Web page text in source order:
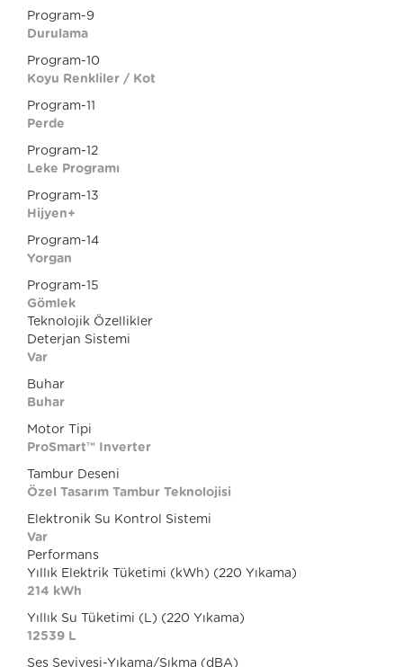
Program-9
Durulama
Program-10
Koyu Renkliler / Kot
Program-11
Perde
Program-12
Leke Programı
Program-13
Hijyen+
Program-14
Yorgan
Program-15
Gömlek
Teknolojik Özellikler
Deterjan Sistemi
Var
Buhar
Buhar
Motor Tipi
ProSmart™ Inverter
Tambur Deseni
Özel Tasarım Tambur Teknolojisi
Elektronik Su Kontrol Sistemi
Var
Performans
Yıllık Elektrik Tüketimi (kWh) (220 Yıkama)
214 kWh
Yıllık Su Tüketimi (L) (220 Yıkama)
12539 L
Ses Seviyesi-Yıkama/Sıkma (dBA)